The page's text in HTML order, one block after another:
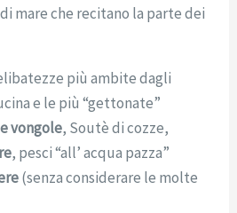
mare che recitano la parte dei
più ambite dagli
e le più “gettonate”
vongole, Soutè di cozze,
, pesci “all’ acqua pazza”
(senza considerare le molte